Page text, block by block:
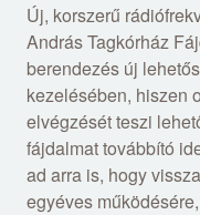
Új, korszerű
András Tagkórház
berendezés új
kezelésében, hiszen
elvégzését teszi
fájdalmat továbbító
ad arra is, hogy
egyéves